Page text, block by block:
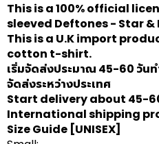
This is a 100% official
sleeved Deftones - Star &
This is a U.K import
cotton t-shirt.
เริ่มจัดส่งประมาณ 45-60 วัน
จัดส่งระหว่างประเทศ
Start delivery about 45-
International shipping
Size Guide [UNISEX]